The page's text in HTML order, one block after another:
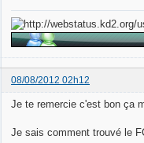
08/08/2012 02h12
Je te remercie c'est bon ça
Je sais comment trouvé le